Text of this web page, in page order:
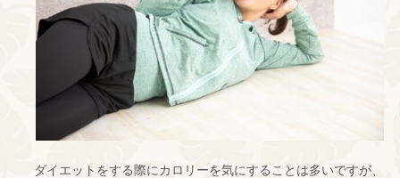
ダイエットをする際にカロリーを気にすることは多いですが、